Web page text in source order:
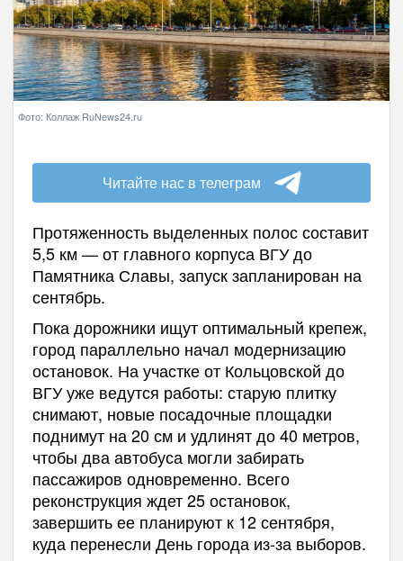
Фото: Коллаж RuNews24.ru
Читайте нас в телеграм
Протяженность выделенных полос составит
5,5 км — от главного корпуса ВГУ до
Памятника Славы, запуск запланирован на
сентябрь.
Пока дорожники ищут оптимальный крепеж,
город параллельно начал модернизацию
остановок. На участке от Кольцовской до
ВГУ уже ведутся работы: старую плитку
снимают, новые посадочные площадки
поднимут на 20 см и удлинят до 40 метров,
чтобы два автобуса могли забирать
пассажиров одновременно. Всего
реконструкция ждет 25 остановок,
завершить ее планируют к 12 сентября,
куда перенесли День города из-за выборов.